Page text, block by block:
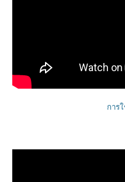
การ